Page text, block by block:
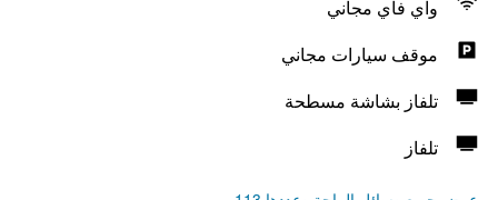
واي فاي مجاني
موقف سيارات مجاني
تلفاز بشاشة مسطحة
تلفاز